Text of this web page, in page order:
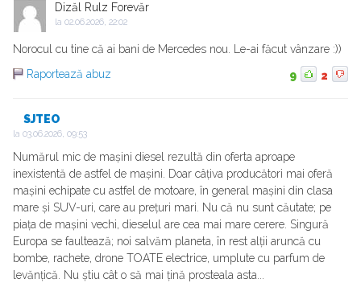
Dizăl Rulz Forevăr
la 02.06.2026, 22:02
Norocul cu tine că ai bani de Mercedes nou. Le-ai făcut vânzare :))
Raportează abuz
9 2
SJTEO
la 03.06.2026, 09:53
Numărul mic de mașini diesel rezultă din oferta aproape
inexistentă de astfel de mașini. Doar câțiva producători mai oferă
mașini echipate cu astfel de motoare, în general mașini din clasa
mare și SUV-uri, care au prețuri mari. Nu că nu sunt căutate; pe
piața de mașini vechi, dieselul are cea mai mare cerere. Singură
Europa se faultează; noi salvăm planeta, în rest alții aruncă cu
bombe, rachete, drone TOATE electrice, umplute cu parfum de
levănțică. Nu știu cât o să mai țină prosteala asta...